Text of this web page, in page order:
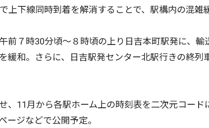
上下線同時到着を解消することで、駅構内の混雑
前７時30分頃〜８時頃の上り日吉本町駅発に、輸
緩和。さらに、日吉駅発センター北駅行きの終列
、11月から各駅ホーム上の時刻表を二次元コード
ージなどで公開予定。